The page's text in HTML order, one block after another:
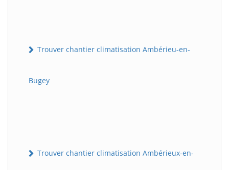
Trouver chantier climatisation Ambérieu-en-
Bugey
Trouver chantier climatisation Ambérieux-en-